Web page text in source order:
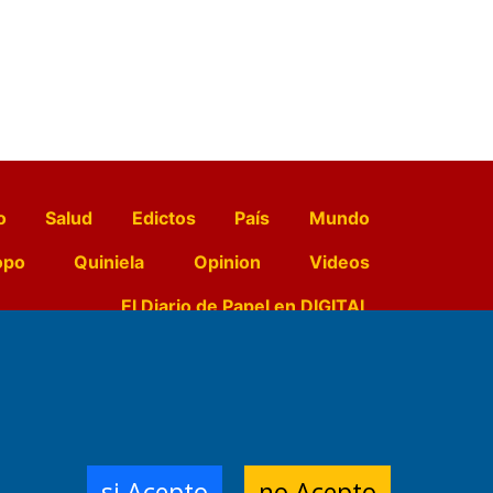
Salud Edictos País
Mundo
Quiniela Opinion
Videos
El Diario de Papel en DIGITAL